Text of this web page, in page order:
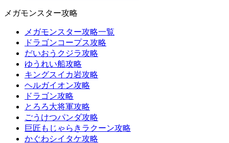
メガモンスター攻略
メガモンスター攻略一覧
ドラゴンコープス攻略
だいおうクジラ攻略
ゆうれい船攻略
キングスイカ岩攻略
ヘルガイオン攻略
ドラゴン攻略
とろろ大将軍攻略
ごうけつパンダ攻略
巨匠もじゃらきラクーン攻略
かぐわシイタケ攻略